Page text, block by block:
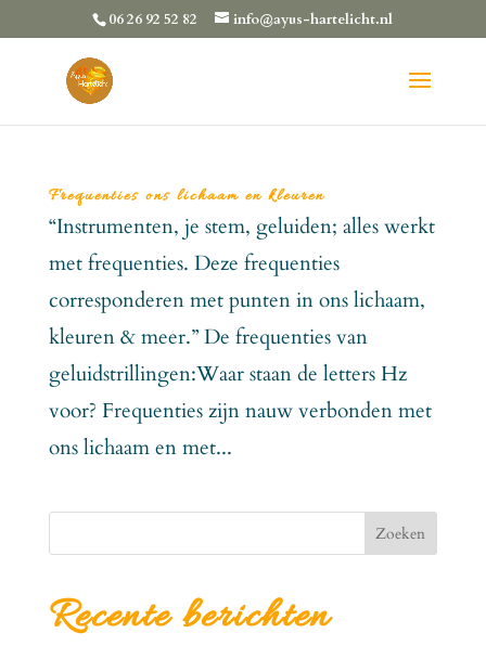
06 26 92 52 82 info@ayus-hartelicht.nl
Frequenties ons lichaam en kleuren
“Instrumenten, je stem, geluiden; alles werkt
met frequenties. Deze frequenties
corresponderen met punten in ons lichaam,
kleuren & meer.” De frequenties van
geluidstrillingen:Waar staan de letters Hz
voor? Frequenties zijn nauw verbonden met
ons lichaam en met...
Zoeken
Recente berichten